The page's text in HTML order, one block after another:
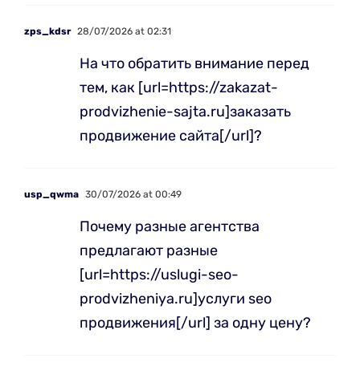
zps_kdsr 28/07/2026 at 02:31
На что обратить внимание перед
тем, как [url=https://zakazat-
prodvizhenie-sajta.ru]заказать
продвижение сайта[/url]?
usp_qwma 30/07/2026 at 00:49
Почему разные агентства
предлагают разные
[url=https://uslugi-seo-
prodvizheniya.ru]услуги seo
продвижения[/url] за одну цену?